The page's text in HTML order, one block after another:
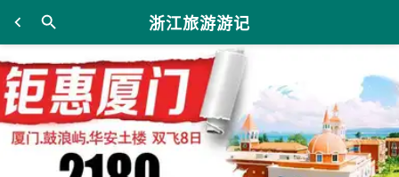
浙江旅游游记